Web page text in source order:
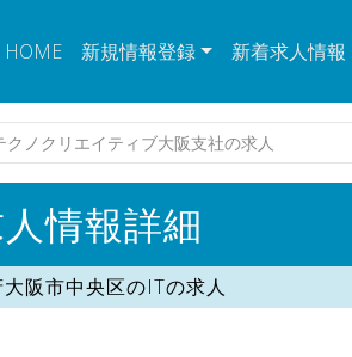
HOME 新規情報登録 新着求人情報
クノクリエイティブ大阪支社の求人
情報詳細
阪市中央区のITの求人